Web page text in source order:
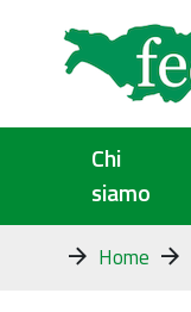
Chi
siamo
Tu
sei Home